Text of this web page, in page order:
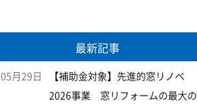
最新記事
05月29日
【補助金対象】先進的窓リノベ
2026事業 窓リフォームの最大の